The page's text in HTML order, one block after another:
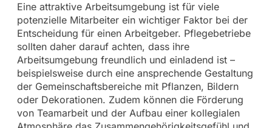
Eine attraktive Arbeitsumgebung ist für viele
potenzielle Mitarbeiter ein wichtiger Faktor bei der
Entscheidung für einen Arbeitgeber. Pflegebetriebe
sollten daher darauf achten, dass ihre
Arbeitsumgebung freundlich und einladend ist –
beispielsweise durch eine ansprechende Gestaltung
der Gemeinschaftsbereiche mit Pflanzen, Bildern
oder Dekorationen. Zudem können die Förderung
von Teamarbeit und der Aufbau einer kollegialen